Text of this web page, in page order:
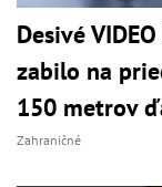
Desivé
zabilo na
150 metrov
Zahraničné